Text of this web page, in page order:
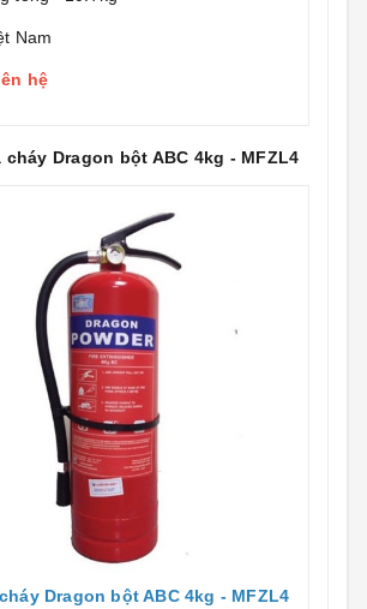
Nam
hệ
Dragon bột ABC 4kg - MFZL4
Dragon bột ABC 4kg - MFZL4